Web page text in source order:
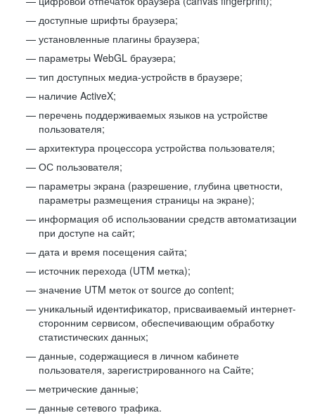
доступные шрифты браузера;
установленные плагины браузера;
параметры WebGL браузера;
тип доступных медиа-устройств в браузере;
наличие ActiveX;
перечень поддерживаемых языков на устройстве
пользователя;
архитектура процессора устройства пользователя;
ОС пользователя;
параметры экрана (разрешение, глубина цветности,
параметры размещения страницы на экране);
информация об использовании средств автоматизации
при доступе на сайт;
дата и время посещения сайта;
источник перехода (UTM метка);
значение UTM меток от source до content;
уникальный идентификатор, присваиваемый интернет-
сторонним сервисом, обеспечивающим обработку
статистических данных;
данные, содержащиеся в личном кабинете
пользователя, зарегистрированного на Сайте;
метрические данные;
данные сетевого трафика.